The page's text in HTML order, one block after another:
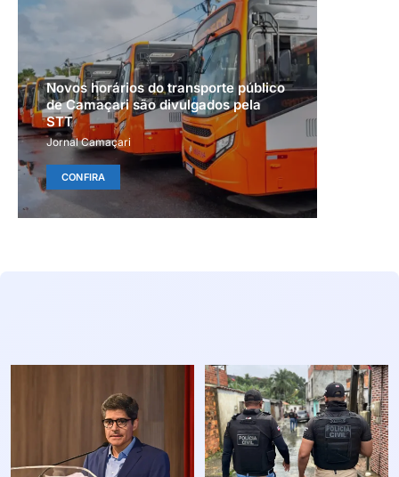
Novos horários do transporte público
de Camaçari são divulgados pela
STT
Jornal Camaçari
CONFIRA